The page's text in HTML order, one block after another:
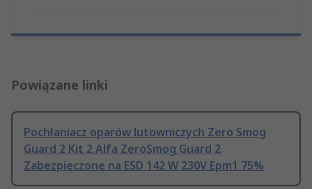
Powiązane linki
Pochłaniacz oparów lutowniczych Zero Smog
Guard 2 Kit 2 Alfa ZeroSmog Guard 2
Zabezpieczone na ESD 142 W 230V Epm1 75%